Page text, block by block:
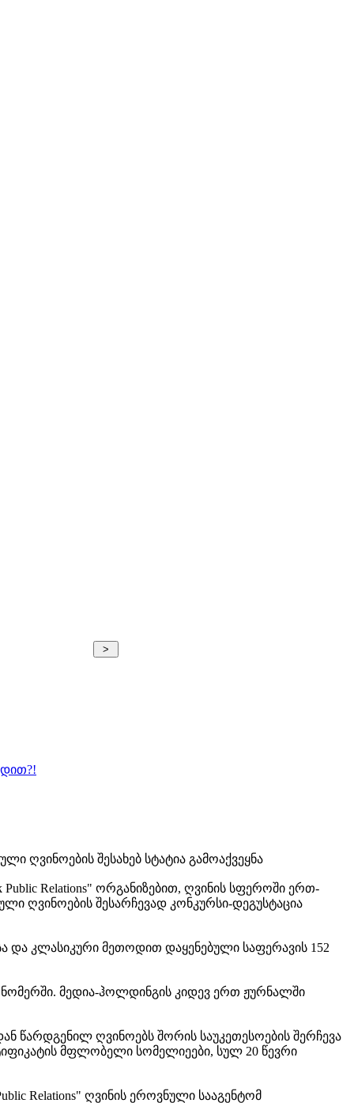
ღვინოების შესახებ სტატია გამოაქვეყნა
Relations" ორგანიზებით, ღვინის სფეროში ერთ-
ღვინოების შესარჩევად კონკურსი-დეგუსტაცია
და კლასიკური მეთოდით დაყენებული საფერავის 152
ნომერში. მედია-ჰოლდინგის კიდევ ერთ ჟურნალში
წარდგენილ ღვინოებს შორის საუკეთესოების შერჩევა
მფლობელი სომელიეები, სულ 20 წევრი
Relations" ღვინის ეროვნული სააგენტომ